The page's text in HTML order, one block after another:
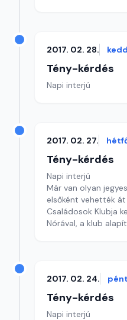
2017. 02. 28. kedd
Tény-kérdés
Napi interjú
2017. 02. 27.
Tény-kérdés
Napi interjú
Már van olyan
elsőként vehették
Családosok Klubja
Nórával, a klub alapítójával, a
2017. 02. 24.
Tény-kérdés
Napi interjú